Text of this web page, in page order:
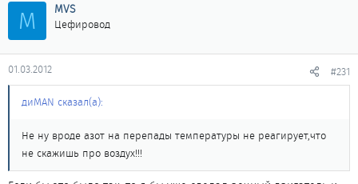
M MVS
Цефировод
01.03.2012 #231
диMAN сказал(а):
Не ну вроде азот на перепады температуры не реагирует,что
не скажишь про воздух!!!